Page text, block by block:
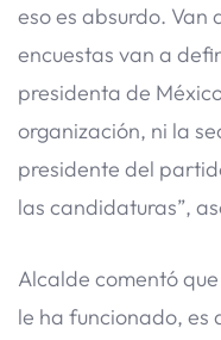
eso es absurdo. Van
encuestas van a
presidenta de
organización, ni la
presidente del
las candidaturas”,
Alcalde comentó
le ha funcionado, es